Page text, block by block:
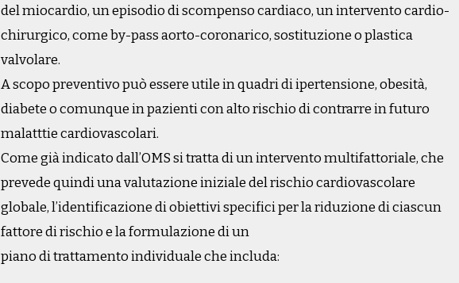
del miocardio, un episodio di scompenso cardiaco, un intervento cardio-
chirurgico, come by-pass aorto-coronarico, sostituzione o plastica
valvolare.
A scopo preventivo può essere utile in quadri di ipertensione, obesità,
diabete o comunque in pazienti con alto rischio di contrarre in futuro
malatttie cardiovascolari.
Come già indicato dall’OMS si tratta di un intervento multifattoriale, che
prevede quindi una valutazione iniziale del rischio cardiovascolare
globale, l’identificazione di obiettivi specifici per la riduzione di ciascun
fattore di rischio e la formulazione di un
piano di trattamento individuale che includa: